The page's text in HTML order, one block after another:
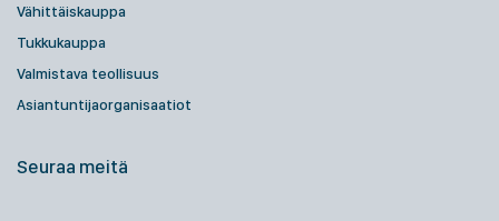
Vähittäiskauppa
Tukkukauppa
Valmistava teollisuus
Asiantuntijaorganisaatiot
Seuraa meitä